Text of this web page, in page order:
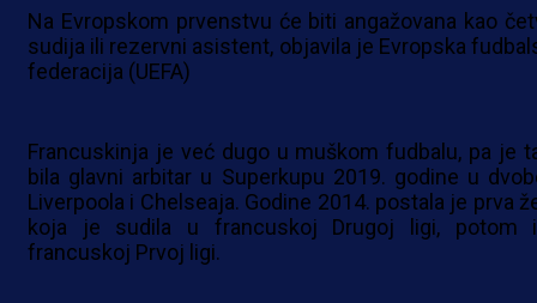
Na Evropskom prvenstvu će biti angažovana kao
sudija ili rezervni asistent, objavila je Evropska
federacija (UEFA)
Francuskinja je već dugo u muškom fudbalu, pa je
bila glavni arbitar u Superkupu 2019. godine u
Liverpoola i Chelseaja. Godine 2014. postala je prva
koja je sudila u francuskoj Drugoj ligi, potom
francuskoj Prvoj ligi.